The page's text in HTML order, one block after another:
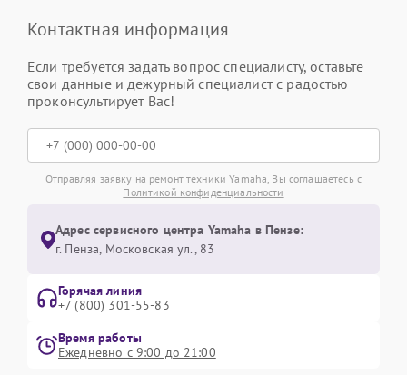
Контактная информация
Если требуется задать вопрос специалисту, оставьте
свои данные и дежурный специалист с радостью
проконсультирует Вас!
Отправляя заявку на ремонт техники Yamaha, Вы соглашаетесь с
Политикой конфиденциальности
Адрес сервисного центра Yamaha в Пензе:
г. Пенза, Московская ул., 83
Горячая линия
+7 (800) 301-55-83
Время работы
Ежедневно с 9:00 до 21:00